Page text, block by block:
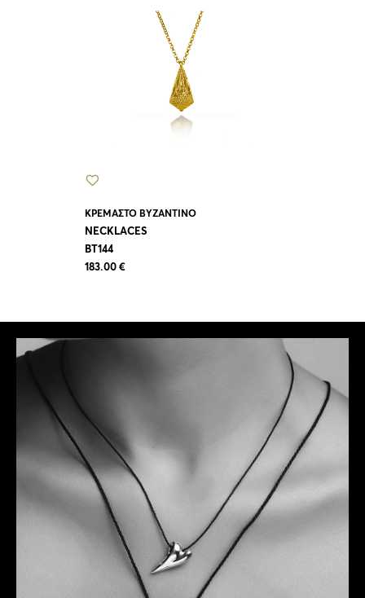
ΚΡΕΜΑΣΤΟ ΒΥΖΑΝΤΙΝΟ
NECKLACES
BT144
183.00 €